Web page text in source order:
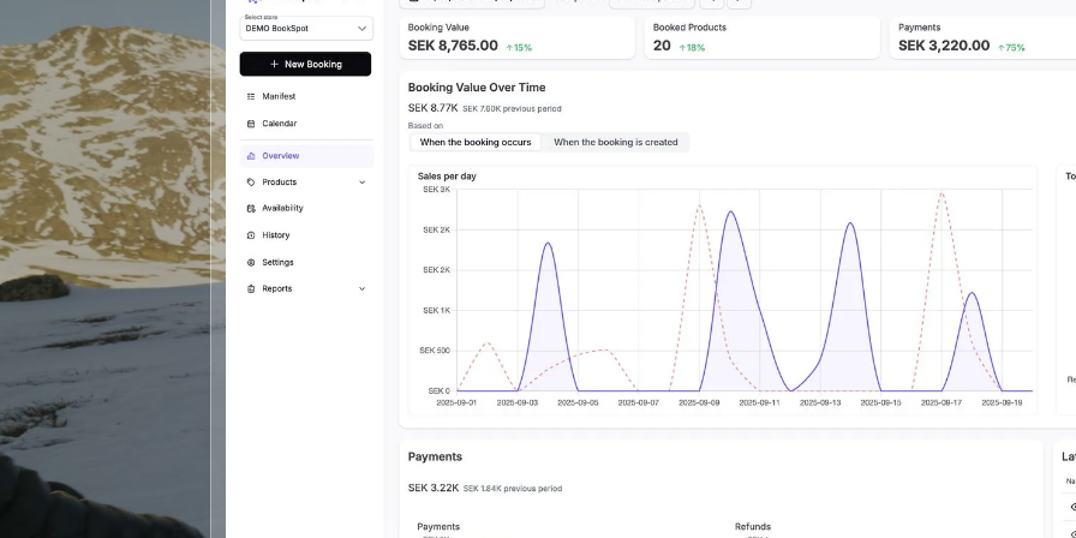
600+ virksomheter velger oss
for
aktiviteter,